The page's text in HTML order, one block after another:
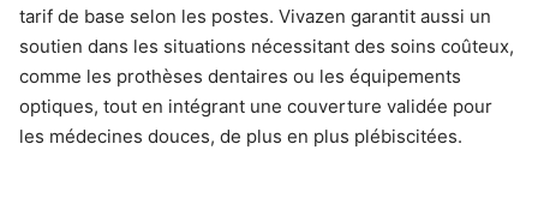
tarif de base selon les postes. Vivazen garantit aussi un
soutien dans les situations nécessitant des soins coûteux,
comme les prothèses dentaires ou les équipements
optiques, tout en intégrant une couverture validée pour
les médecines douces, de plus en plus plébiscitées.